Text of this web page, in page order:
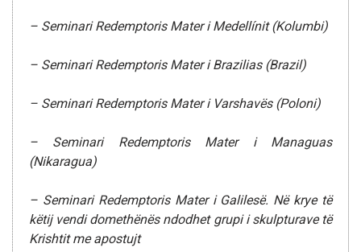
– Seminari Redemptoris Mater i Medellínit (Kolumbi)
– Seminari Redemptoris Mater i Brazilias (Brazil)
– Seminari Redemptoris Mater i Varshavës (Poloni)
– Seminari Redemptoris Mater i Managuas
(Nikaragua)
– Seminari Redemptoris Mater i Galilesë. Në krye të
këtij vendi domethënës ndodhet grupi i skulpturave të
Krishtit me apostujt